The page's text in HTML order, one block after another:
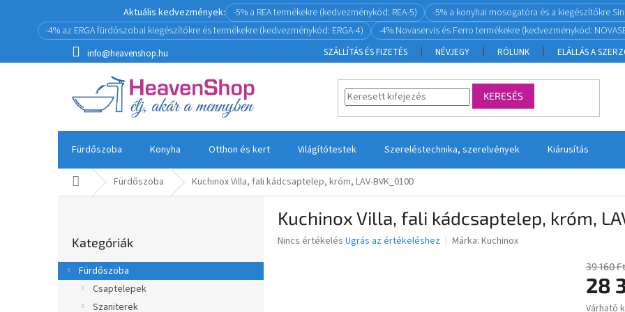
Aktuális kedvezmények: -5% a REA termékekre (kedvezménykód: REA-5)
-5% a konyhai mosogatóra és a kiegészítőkre
-4% az ERGA fürdőszobai kiegészítőkre és termékekre (kedvezménykód: ERGA-4)
-4% Novaservis és Ferro termékekre (kedvezménykód:
info@heavenshop.hu SZÁLLÍTÁS ÉS FIZETÉS NÉVJEGY RÓLUNK ELÁLLÁS A
KERESÉS
Fürdőszoba Konyha Otthon és kert Világítótestek Szereléstechnika, szerelvények Kiárusítás
KezdőlapFürdőszoba Kuchinox Villa, fali kádcsaptelep, króm, LAV-BVK_010D
l
s
átugrása
Kategóriák
Fürdőszoba
Csaptelepek
Szaniterek
Kuchinox Villa, fali kádcsaptelep, króm,
A
Nincs értékelés Ugrás az értékeléshez Márka: Kuchinox
39 160 Ft
28
Várható